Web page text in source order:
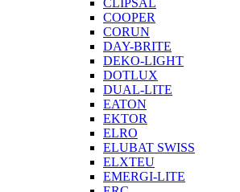
COOPER
CORUN
DAY-BRITE
DEKO-LIGHT
DOTLUX
DUAL-LITE
EATON
EKTOR
ELRO
ELUBAT SWISS
ELXTEU
EMERGI-LITE